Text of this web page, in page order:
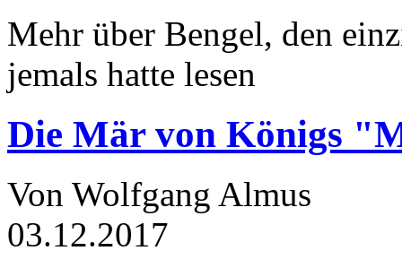
Mehr über Bengel, den
jemals hatte lesen
Die Mär von Königs
Von Wolfgang Almus
03.12.2017